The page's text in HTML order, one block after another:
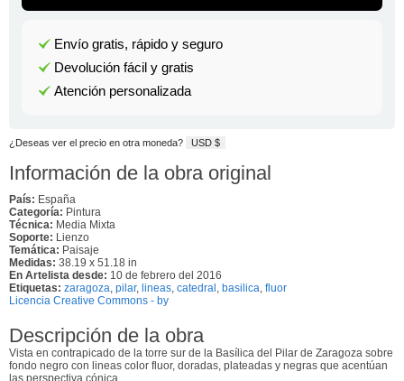
Envío gratis, rápido y seguro
Devolución fácil y gratis
Atención personalizada
¿Deseas ver el precio en otra moneda? USD $
Información de la obra original
País: España
Categoría: Pintura
Técnica: Media Mixta
Soporte: Lienzo
Temática: Paisaje
Medidas: 38.19 x 51.18 in
En Artelista desde: 10 de febrero del 2016
Etiquetas: zaragoza, pilar, lineas, catedral , basilica, fluor
Licencia Creative Commons - by
Descripción de la obra
Vista en contrapicado de la torre sur de la Basílica del Pilar de Zaragoza sobre
fondo negro con lineas color fluor, doradas, plateadas y negras que acentúan
las perspectiva cónica.